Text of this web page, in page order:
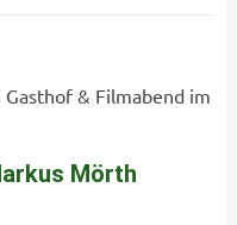
& Filmabend im
Mörth